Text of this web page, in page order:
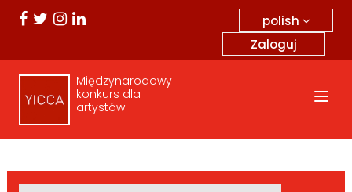
polish
Zaloguj
Międzynarodowy
konkurs dla
artystów